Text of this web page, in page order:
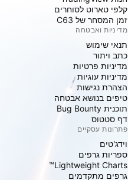
קלפי טארוט לסוחרים
זמן המסחר של C63
מדיניות ואבטחה
תנאי שימוש
כתב ויתור
מדיניות פרטיות
מדיניות עוגיות
הצהרת נגישות
טיפים בנושא אבטחה
תוכנית Bug Bounty
דף סטטוס
פתרונות עסקיים
וידג'טים
ספריות גרפים
Lightweight Charts™
גרפים מתקדמים